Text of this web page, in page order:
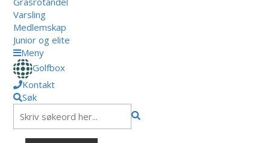
Varsling
Medlemskap
Junior og elite
Meny
Golfbox
Kontakt
Søk